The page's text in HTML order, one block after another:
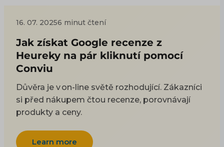
16. 07. 20256 minut čtení
Jak získat Google recenze z
Heureky na pár kliknutí pomocí
Conviu
Důvěra je v on-line světě rozhodující. Zákazníci
si před nákupem čtou recenze, porovnávají
produkty a ceny.
Learn more